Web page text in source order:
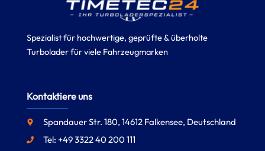
Spezialist für hochwertige, geprüfte & überholte
Turbolader für viele Fahrzeugmarken
Kontaktiere uns
Spandauer Str. 180, 14612 Falkensee, Deutschland
Tel: +49 3322 40 200 111